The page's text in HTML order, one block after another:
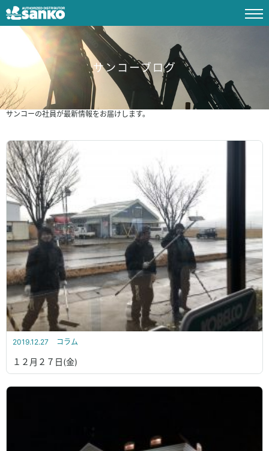
サンコーブログ
サンコーの社員が最新情報をお届けします。
2019.12.27 コラム
１２月２７日(金)